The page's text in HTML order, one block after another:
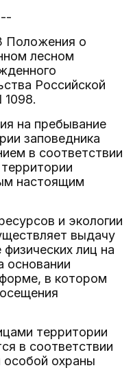
Положения о
лесном
Российской
на пребывание
заповедника
в соответствии
настоящим
и экологии
выдачу
лиц на
основании
в котором
территории
в соответствии
охраны